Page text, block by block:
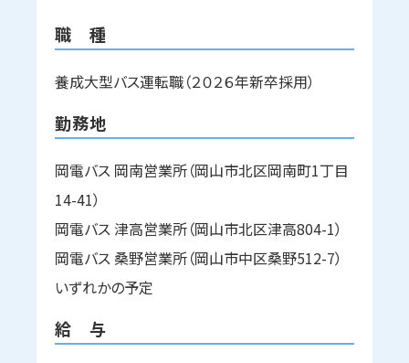
職 種
養成大型バス運転職（２０２６年新卒採用）
勤務地
岡電バス 岡南営業所（岡山市北区岡南町1丁目
14-41）
岡電バス 津高営業所（岡山市北区津高804-1）
岡電バス 桑野営業所（岡山市中区桑野512-7）
いずれかの予定
給 与